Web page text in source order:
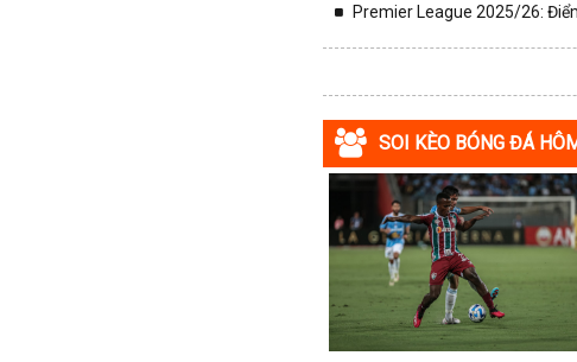
Premier League 2025/26:
SOI KÈO BÓNG ĐÁ